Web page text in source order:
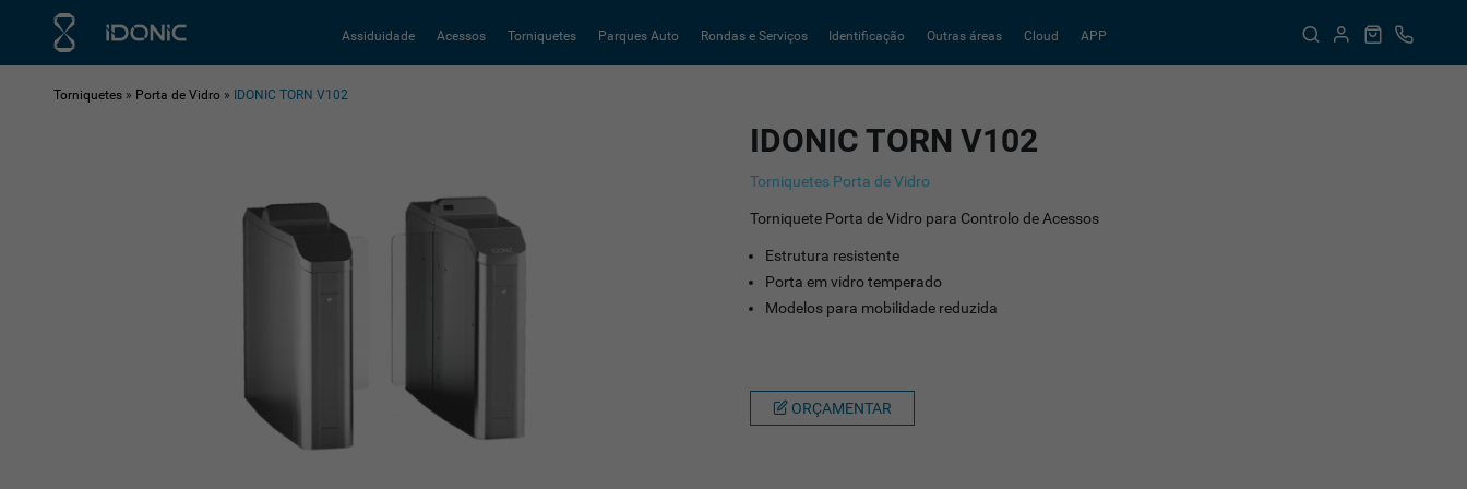
Assiduidade Acessos Torniquetes Parques Auto Rondas e Serviços Identificação Outras áreas Cloud APP
Torniquetes» Porta de Vidro» IDONIC TORN V102
IDONIC TORN V102
Torniquetes Porta de Vidro
Torniquete Porta de Vidro para Controlo de Acessos
Estrutura resistente
Porta em vidro temperado
Modelos para mobilidade reduzida
ORÇAMENTAR